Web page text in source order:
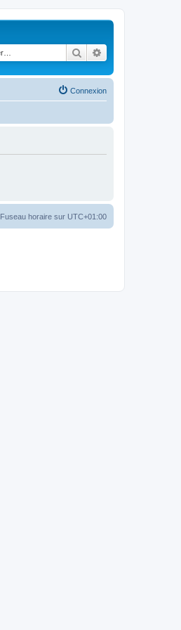
Rechercher
Connexion
Fuseau horaire sur UTC+01:00